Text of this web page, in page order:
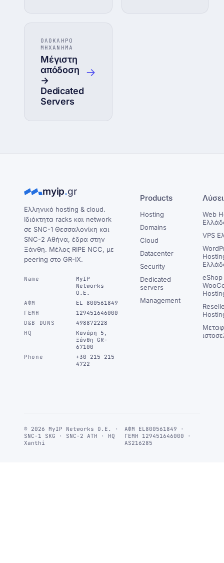
ΟΛΟΚΛΗΡΟ
ΜΗΧΑΝΗΜΑ
Μέγιστη
απόδοση
→
Dedicated
Servers
→
myip.gr
Ελληνικό hosting & cloud.
Ιδιόκτητα racks και network
σε SNC-1 Θεσσαλονίκη και
SNC-2 Αθήνα, έδρα στην
Ξάνθη. Μέλος RIPE NCC, με
peering στο GR-IX.
Name
MyIP
Networks
Ο.Ε.
ΑΦΜ
EL 800561849
ΓΕΜΗ
129451646000
D&B DUNS
498872228
HQ
Κανάρη 5,
Ξάνθη GR-
67100
Phone
+30 215 215
4722
Products
Hosting
Domains
Cloud
Datacenter
Security
Dedicated
servers
Management
Web
VPS
© 2026 MyIP Networks Ο.Ε. ·
SNC-1 SKG · SNC-2 ATH · HQ
Xanthi
ΑΦΜ EL800561849 ·
ΓΕΜΗ 129451646000 ·
AS216285